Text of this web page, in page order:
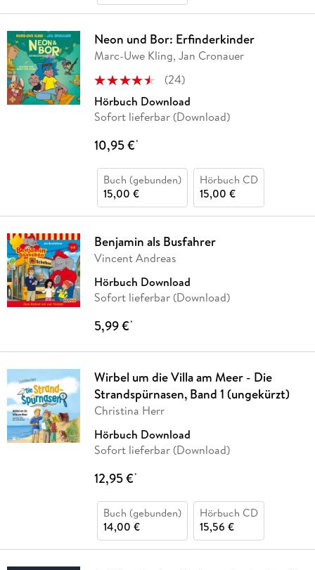
Neon und Bor: Erfinderkinder
Marc-Uwe Kling, Jan Cronauer
(24)
Hörbuch Download
Sofort lieferbar (Download)
10,95 €*
Buch (gebunden)
15,00 €
Hörbuch CD
15,00 €
Benjamin als Busfahrer
Vincent Andreas
Hörbuch Download
Sofort lieferbar (Download)
5,99 €*
Wirbel um die Villa am Meer - Die
Strandspürnasen, Band 1 (ungekürzt)
Christina Herr
Hörbuch Download
Sofort lieferbar (Download)
12,95 €*
Buch (gebunden)
14,00 €
Hörbuch CD
15,56 €